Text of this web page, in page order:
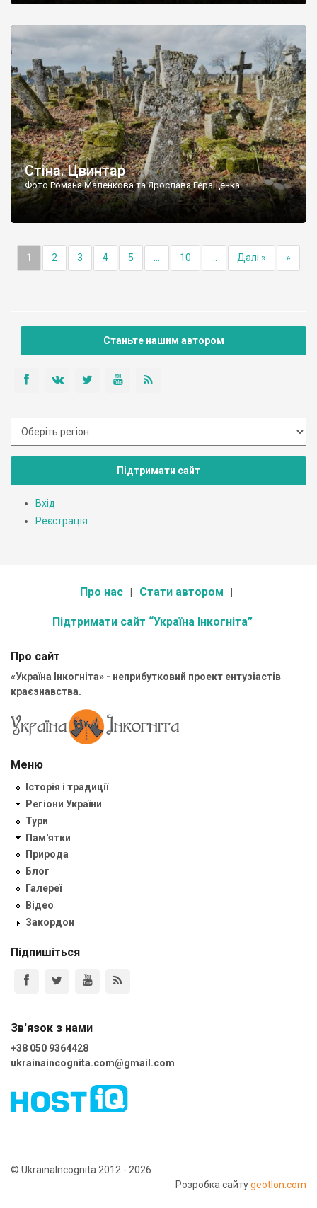
поховали на цвинтарі, який тоді називався Замковим. Нині на
ньому чимало хрестів 19 століття, є такі, де епітафії стер […]
Стіна. Цвинтар
Фото Романа Маленкова та Ярослава Геращенка
1 2 3 4 5 10 Далі » »
Станьте нашим автором
Підтримати сайт
Вхід
Реєстрація
Про нас Стати автором
Підтримати сайт “Україна Інкогніта”
Про сайт
«Україна Інкогніта» - неприбутковий проект ентузіастів
краєзнавства.
Меню
Історія і традиції
Регіони України
Тури
Пам'ятки
Природа
Блог
Галереї
Відео
Закордон
Підпишіться
Зв'язок з нами
+38 050 9364428
ukrainaincognita.com@gmail.com
© UkrainaIncognita 2012 - 2026
Розробка сайтуgeotlon.com